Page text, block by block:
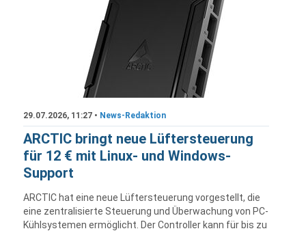
29.07.2026, 11:27 • News-Redaktion
ARCTIC bringt neue Lüftersteuerung
für 12 € mit Linux- und Windows-
Support
ARCTIC hat eine neue Lüftersteuerung vorgestellt, die
eine zentralisierte Steuerung und Überwachung von PC-
Kühlsystemen ermöglicht. Der Controller kann für bis zu